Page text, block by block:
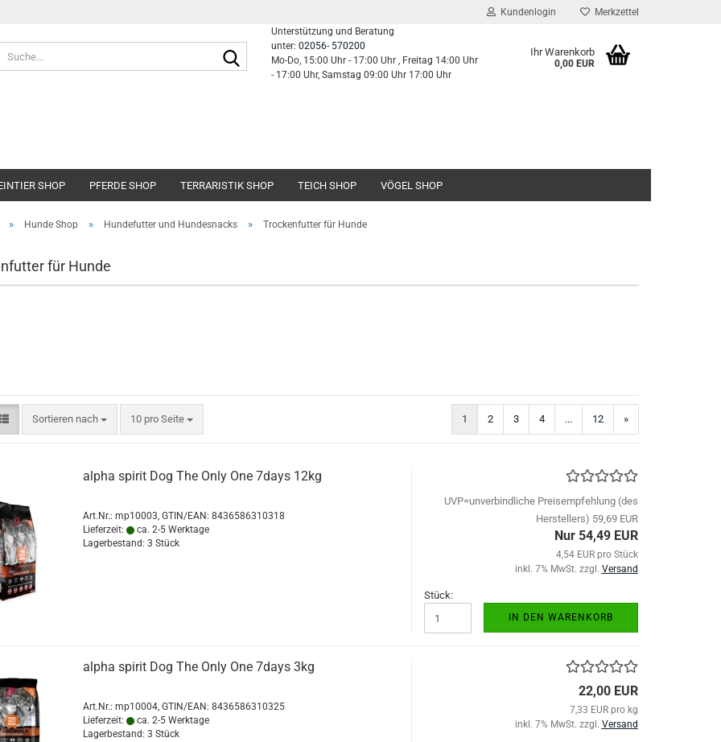
Kundenlogin Merkzettel
Suche...
Unterstützung und Beratung
unter: 02056- 570200
Mo-Do, 15:00 Uhr - 17:00 Uhr , Freitag 14:00 Uhr
- 17:00 Uhr, Samstag 09:00 Uhr 17:00 Uhr
Ihr Warenkorb
0,00 EUR
SHOP PFERDE SHOP TERRARISTIK SHOP TEICH SHOP VÖGEL SHOP
» Hunde Shop » Hundefutter und Hundesnacks » Trockenfutter für Hunde
für Hunde
Sortieren nach
Sortieren nach 10 pro Seite
pro Seite 1 2 3 4 ... 12 »
alpha spirit Dog The Only One 7days 12kg
Art.Nr.: mp10003 GTIN/EAN: 8436586310318
Lieferzeit:
ca. 2-5 Werktage
Lagerbestand: 3 Stück
UVP=unverbindliche Preisempfehlung (des
Herstellers) 59,69 EUR
Nur 54,49 EUR
4,54 EUR pro Stück
inkl. 7% MwSt. zzgl. Versand
Stück:
IN DEN WARENKORB
alpha spirit Dog The Only One 7days 3kg
Art.Nr.: mp10004 GTIN/EAN: 8436586310325
Lieferzeit:
ca. 2-5 Werktage
Lagerbestand: 3 Stück
22,00 EUR
7,33 EUR pro kg
inkl. 7% MwSt. zzgl. Versand